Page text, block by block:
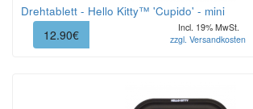
Drehtablett - Hello Kitty™ 'Cupido' - mini
12.90€
Incl. 19% MwSt.
zzgl. Versandkosten